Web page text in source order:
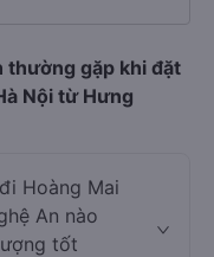
thường gặp khi đặt
Nội từ Hưng
Hoàng Mai
An nào
tốt